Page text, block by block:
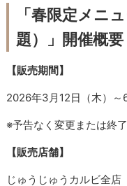
「春限定メニ
題）」開催概要
【販売期間】
2026年3月12日（木）～
※予告なく変更または終
【販売店舗】
じゅうじゅうカルビ全店